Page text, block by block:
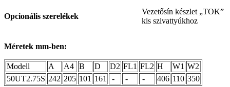
Opcionális szerelékek
Vezetősín készlet „TOK”
kis szivattyúkhoz
Méretek mm-ben:
Modell A A4 B D D2 FL1 FL2 H W1 W2
50UT2.75S 242 205 101 161 - - - 406 110 350